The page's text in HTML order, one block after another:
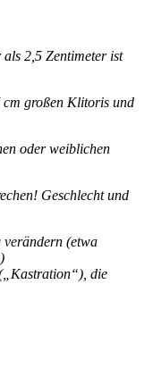
2,5 Zentimeter ist
cm großen Klitoris und
oder weiblichen
Geschlecht und
verändern (etwa
die